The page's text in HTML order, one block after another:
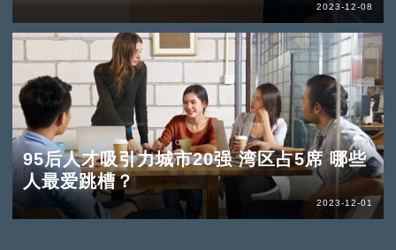
2023-12-08
95后人才吸引力城市20强 湾区占5席 哪些
人最爱跳槽？
2023-12-01